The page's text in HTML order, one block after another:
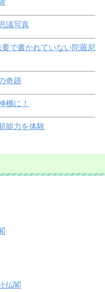
議写真
で書かれていない陀羅尼
奇跡
棚に！
能力を体験
仏閣